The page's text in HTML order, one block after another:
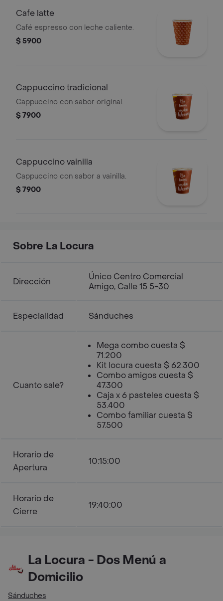
Cafe latte
Café espresso con leche caliente.
$ 5900
Cappuccino tradicional
Cappuccino con sabor original.
$ 7900
Cappuccino vainilla
Cappuccino con sabor a vainilla.
$ 7900
Sobre La Locura
Dirección
Único Centro Comercial
Amigo, Calle 15 5-30
Especialidad Sánduches
Cuanto sale?
Mega combo cuesta $
71.200
Kit locura cuesta $ 62.300
Combo amigos cuesta $
47.300
Caja x 6 pasteles cuesta $
53.400
Combo familiar cuesta $
57.500
Horario de
Apertura
10:15:00
Horario de
Cierre
19:40:00
La Locura - Dos Menú a
Domicilio
Sánduches